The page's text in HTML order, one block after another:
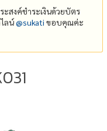
สงค์ชำระเงินด้วยบัตร
ไลน์@‌sukati ขอบคุณค่ะ